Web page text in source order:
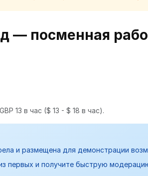
— посменная
13 в час ($ 13 - $ 18 в час).
и размещена для демонстрации
первых и получите быструю